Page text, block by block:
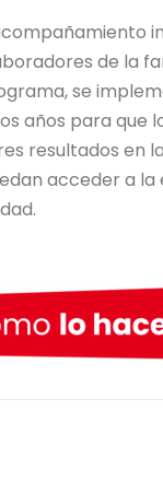
de la
se
años para que
resultados en
acceder a